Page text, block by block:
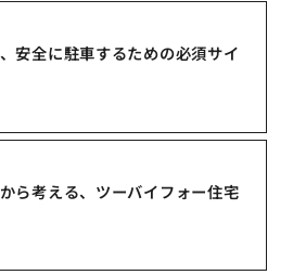
安全に駐車するための必須サイ
ら考える、ツーバイフォー住宅